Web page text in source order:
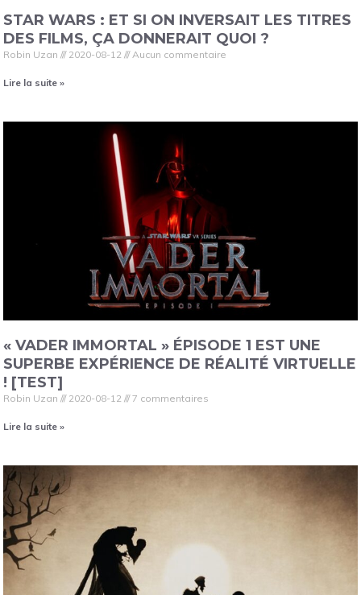
STAR WARS : ET SI ON INVERSAIT LES TITRES
DES FILMS, ÇA DONNERAIT QUOI ?
Robin Uzan 2020-08-12 Aucun commentaire
Lire la suite »
« VADER IMMORTAL » ÉPISODE 1 EST UNE
SUPERBE EXPÉRIENCE DE RÉALITÉ VIRTUELLE
! [TEST]
Robin Uzan 2020-08-12 7 commentaires
Lire la suite »